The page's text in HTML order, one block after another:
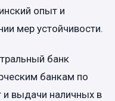
опыт и
мер устойчивости.
банк
банкам по
и выдачи наличных в